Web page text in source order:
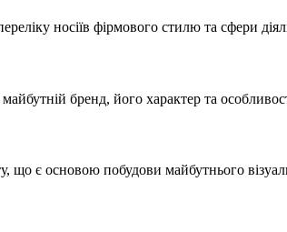
носіїв фірмового стилю та сфери
бренд, його характер та
що є основою побудови майбутнього